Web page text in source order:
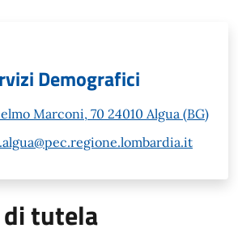
Demografici
Marconi, 70 24010 Algua (BG)
tutela